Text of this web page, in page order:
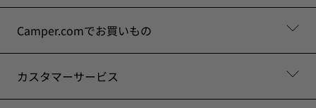
Camper.comでお買いもの
カスタマーサービス